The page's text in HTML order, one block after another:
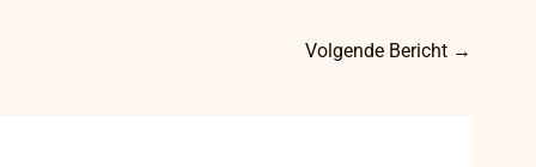
Volgende Bericht →